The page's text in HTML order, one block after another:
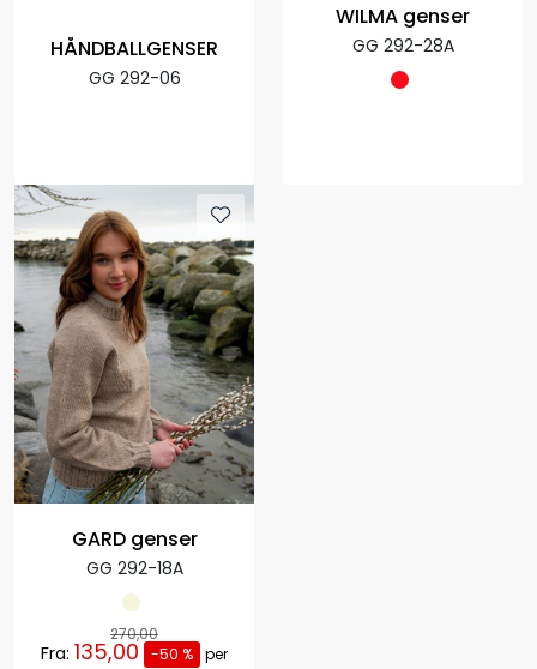
HÅNDBALLGENSER
GG 292-06
WILMA genser
GG 292-28A
GARD genser
GG 292-18A
270,00
Fra: 135,00 -50 % per